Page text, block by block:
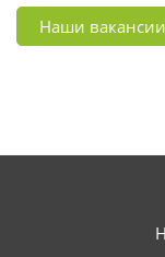
Наши вакансии